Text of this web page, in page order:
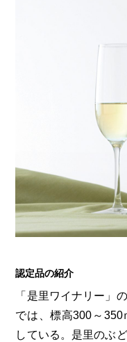
蒜山
せとう
生
せとう
カテゴリー・タグ
岡山・備後の
第8回 岡山市
第6回 瀬戸内市/備前市/和気町/
第4回 倉敷市/玉野市/浅口市/里庄
第2回 真庭市/新庄村
認定品の紹介
「是里ワイナリー」
では、標高300～
している。是里のぶ